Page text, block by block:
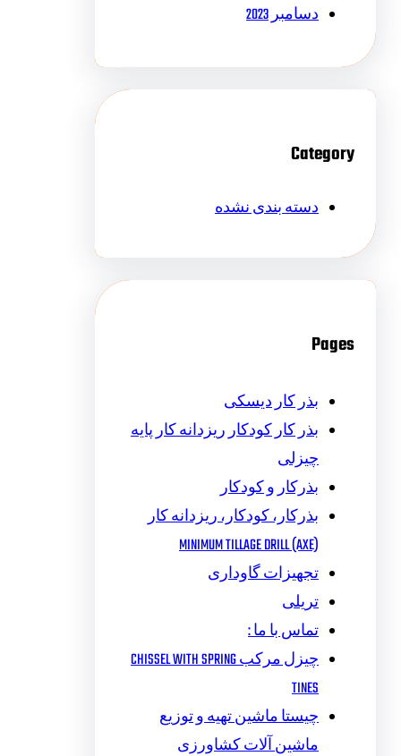
دسامبر 2023
Category
دسته بندی نشده
Pages
بذر کار دیسکی
بذر کار کودکار ریزدانه کار پایه
چیزلی
بذرکار و کودکار
بذرکار، کودکار، ریزدانه کار
MINIMUM TILLAGE DRILL (AXE)
تجهیزات گاوداری
تریلی
تماس با ما :
چیزل مرکب CHISSEL WITH SPRING
TINES
چیستا ماشین تهیه و توزیع
ماشین آلات کشاورزی